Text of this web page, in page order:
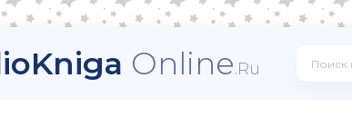
Online.Ru